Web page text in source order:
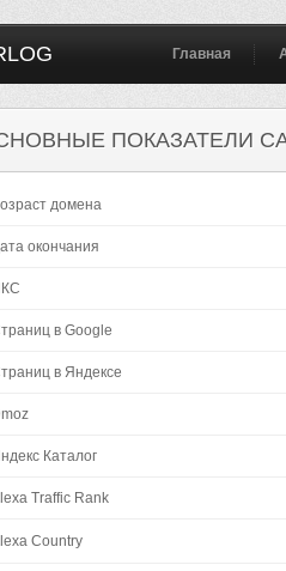
Главная
ПОКАЗАТЕЛИ
домена
окончания
в Google
в Яндексе
Каталог
Traffic Rank
Country